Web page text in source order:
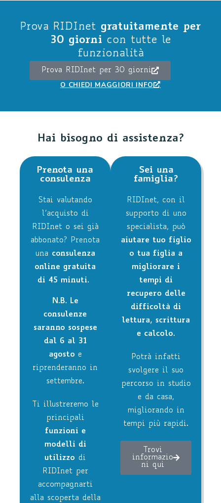
Prova RIDInet gratuitamente per
30 giorni con tutte le
funzionalità
Prova RIDInet per 30 giorni
O CHIEDI MAGGIORI INFO
Hai bisogno di assistenza?
Prenota una
consulenza
Stai valutando
l’acquisto di
RIDInet o sei già
abbonato? Prenota
una consulenza
online gratuita
di 45 minuti.
N.B. Le
consulenze
saranno sospese
dal 6 al 31
agosto e
riprenderanno in
settembre.
Ti illustreremo le
principali
funzioni e
modelli di
utilizzo di
RIDInet per
accompagnarti
alla scoperta della
Sei una
famiglia?
RIDInet, con il
supporto di uno
specialista, può
aiutare tuo figlio
o tua figlia a
migliorare i
tempi di
recupero delle
difficoltà di
lettura, scrittura
e calcolo.
Potrà infatti
svolgere il suo
percorso in studio
e da casa,
migliorando in
tempi più rapidi.
Trovi
informazio
ni qui